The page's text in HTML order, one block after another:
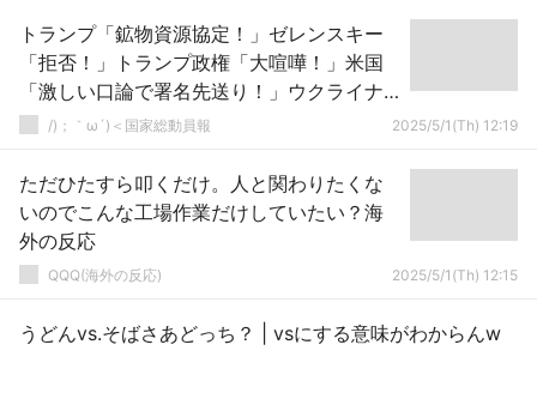
トランプ「鉱物資源協定！」ゼレンスキー
「拒否！」トランプ政権「大喧嘩！」米国
「激しい口論で署名先送り！」ウクライナ
「鉱物資源協定の合意発表(停戦近づく」→
/)；｀ω´)＜国家総動員報 2025/5/1(Th) 12:19
ただひたすら叩くだけ。人と関わりたくな
いのでこんな工場作業だけしていたい？海
外の反応
QQQ(海外の反応) 2025/5/1(Th) 12:15
うどんvs.そばさあどっち？ | vsにする意味がわからんw